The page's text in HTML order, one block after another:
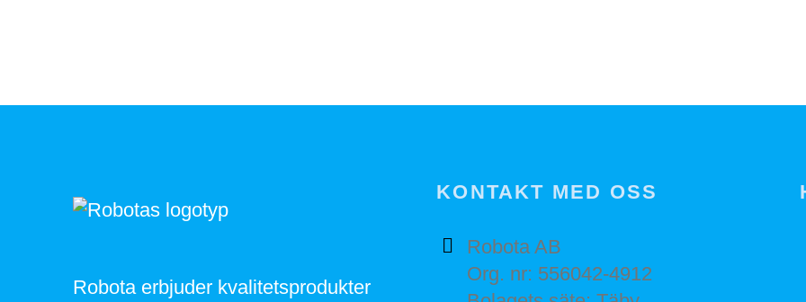
Robota erbjuder kvalitetsprodukter
KONTAKT MED OSS
Robota AB
Org. nr: 556042-4912